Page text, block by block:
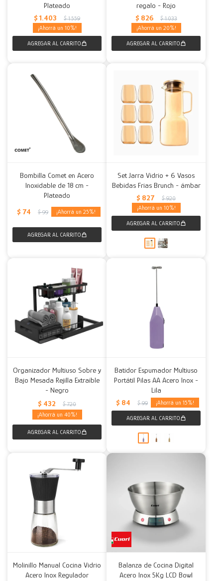
Plateado
$ 1.403 $ 1.559
10
regalo - Rojo
$ 826 $ 1.033
20
Bombilla Comet en Acero
Inoxidable de 18 cm -
Plateado
$ 74 $ 99 25
Set Jarra Vidrio + 6 Vasos
Bebidas Frias Brunch - ámbar
$ 827 $ 920
10
Organizador Multiuso Sobre y
Bajo Mesada Rejilla Extraíble
- Negro
$ 432 $ 720
40
Batidor Espumador Multiuso
Portátil Pilas AA Acero Inox -
Lila
$ 84 $ 99 15
Molinillo Manual Cocina Vidrio
Acero Inox Regulador
Balanza de Cocina Digital
Acero Inox 5Kg LCD Bowl